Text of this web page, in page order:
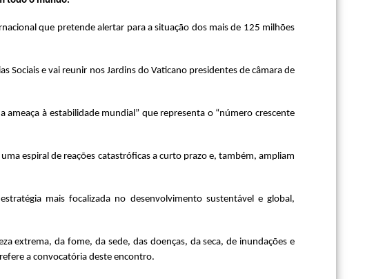
que pretende alertar para a situação dos mais de 125 milhões
Sociais e vai reunir nos Jardins do Vaticano presidentes de câmara de
à estabilidade mundial” que representa o “número crescente
espiral de reações catastróficas a curto prazo e, também, ampliam
mais focalizada no desenvolvimento sustentável e global,
extrema, da fome, da sede, das doenças, da seca, de inundações e
a convocatória deste encontro.